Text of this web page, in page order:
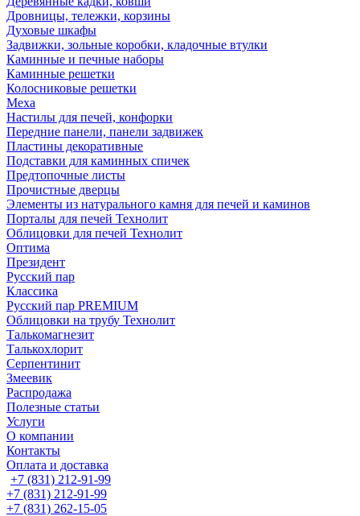
Дровницы, тележки, корзины
Духовые шкафы
Задвижки, зольные коробки, кладочные втулки
Каминные и печные наборы
Каминные решетки
Колосниковые решетки
Меха
Настилы для печей, конфорки
Передние панели, панели задвижек
Пластины декоративные
Подставки для каминных спичек
Предтопочные листы
Прочистные дверцы
Элементы из натурального камня для печей и каминов
Порталы для печей Технолит
Облицовки для печей Технолит
Оптима
Президент
Русский пар
Классика
Русский пар PREMIUM
Облицовки на трубу Технолит
Талькомагнезит
Талькохлорит
Серпентинит
Змеевик
Распродажа
Полезные статьи
Услуги
О компании
Контакты
Оплата и доставка
+7 (831) 212-91-99
+7 (831) 212-91-99
+7 (831) 262-15-05